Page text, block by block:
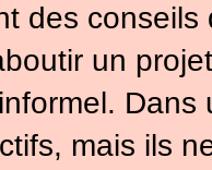
des conseils
un
mais ils